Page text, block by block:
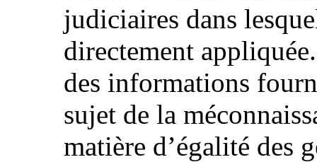
judiciaires dans
directement
des informations
sujet de la
matière d’égalité des